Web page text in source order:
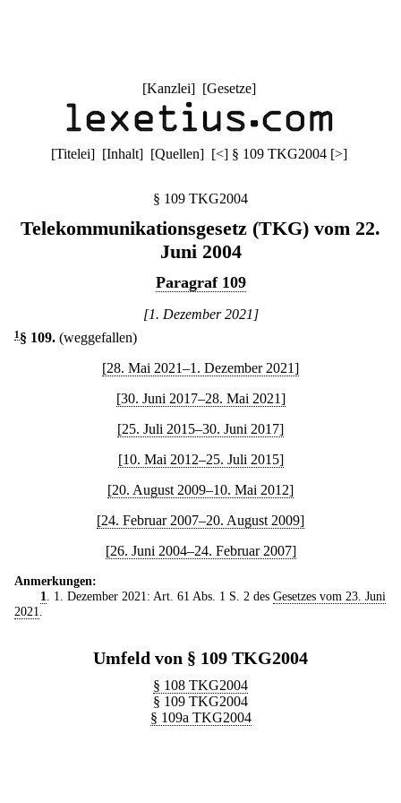
[Kanzlei] [Gesetze]
[Titelei] [Inhalt] [Quellen] [<] § 109 TKG2004 [>]
§ 109 TKG2004
Telekommunikationsgesetz (TKG) vom 22.
Juni 2004
Paragraf 109
[1. Dezember 2021]
1 § 109. (weggefallen)
[28. Mai 2021–1. Dezember 2021]
[30. Juni 2017–28. Mai 2021]
[25. Juli 2015–30. Juni 2017]
[10. Mai 2012–25. Juli 2015]
[20. August 2009–10. Mai 2012]
[24. Februar 2007–20. August 2009]
[26. Juni 2004–24. Februar 2007]
Anmerkungen:
1
. 1. Dezember 2021: Art. 61 Abs. 1 S. 2 des Gesetzes vom 23. Juni
2021
Umfeld von § 109 TKG2004
§ 108 TKG2004
§ 109 TKG2004
§ 109a TKG2004